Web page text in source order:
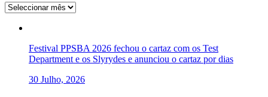
Arquivo
Festival PPSBA 2026 fechou o cartaz com os Test
Department e os Slyrydes e anunciou o cartaz por dias
30 Julho, 2026